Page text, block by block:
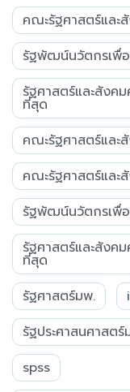
คณะรัฐศาสตร์และ
รัฐพัฒน์นวัตกรเพื่
รัฐศาสตร์และสังค
ที่สุด
คณะรัฐศาสตร์และ
คณะรัฐศาสตร์และ
รัฐพัฒน์นวัตกรเพื่
รัฐศาสตร์และสังค
ที่สุด
รัฐศาสตร์มพ.
รัฐประศาสนศาสตร์
spss